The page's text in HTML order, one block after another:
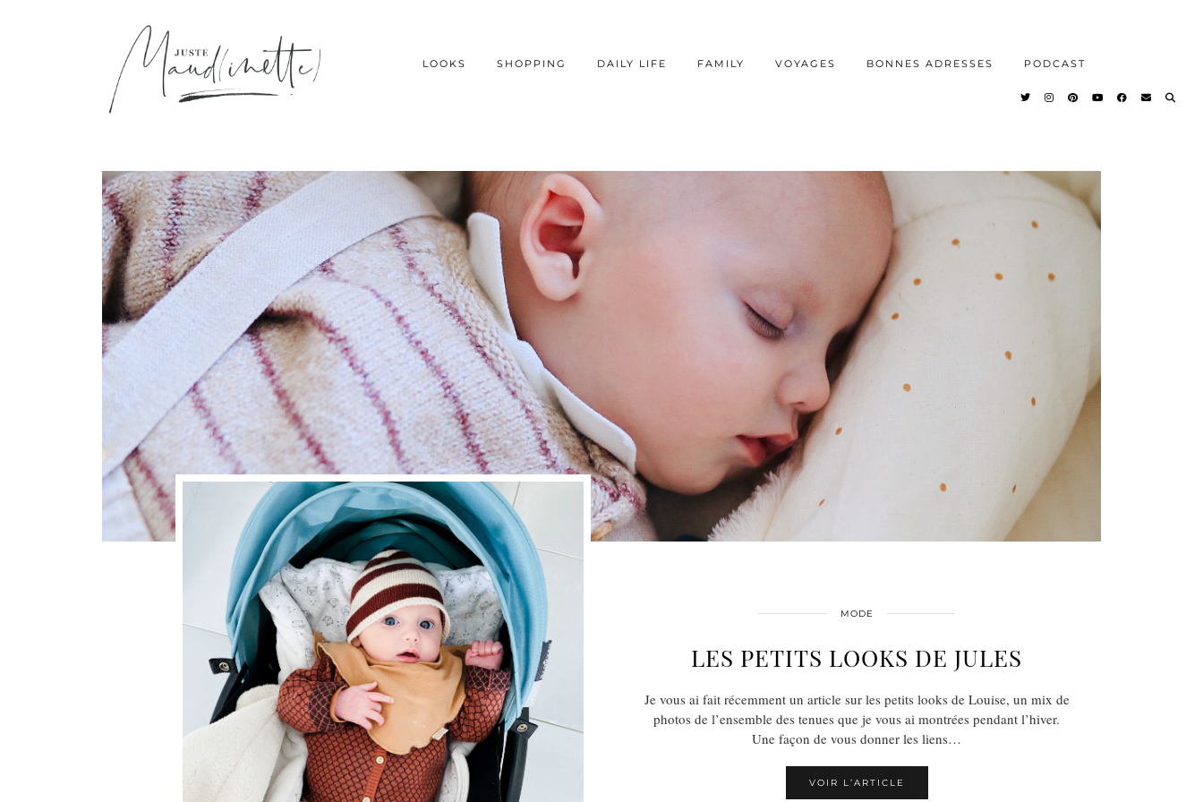
LOOKS SHOPPING DAILY LIFE FAMILY VOYAGES BONNES ADRESSES PODCAST
MODE
LES PETITS LOOKS DE JULES
Je vous ai fait récemment un article sur les petits looks de Louise, un mix de
photos de l’ensemble des tenues que je vous ai montrées pendant l’hiver.
Une façon de vous donner les liens…
VOIR L’ARTICLE